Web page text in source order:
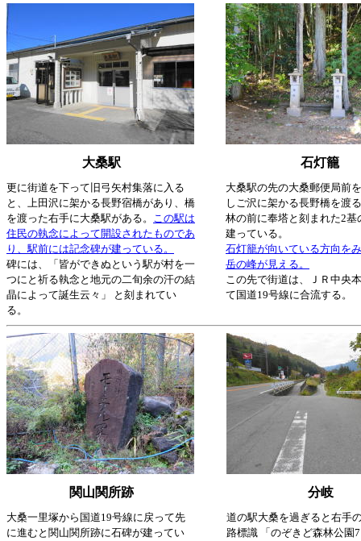
大桑駅 石灯籠
更に街道を下って旧弓矢村集落に入る
と、上田沢に架かる長野宿橋があり、橋
を渡った右手に大桑駅がある。 この駅は
住民の執念によって開設されたものであ
り、駅前には記念碑が建っている。
碑には、「皆ができぬという駅が村を一
つにと祈る執念と地元の二旬余の汗の結
晶によって誕生云々」 と刻まれてい
る。
大桑駅の先の大桑郵便局前
しご沢に架かる長野橋を渡
林の前に奉塔と刻まれた2基
建っている。
石灯籠が向いている方向を
岳の峰が見える。
この先で街道は、ＪＲ中央
て国道19号線に合流する。
関山関所跡 分岐
大桑一里塚から国道19号線に戻って先
に進むと関山関所跡に石碑が建ってい
道の駅大桑を過ぎると右手
路標識 「のぞきど森林公園